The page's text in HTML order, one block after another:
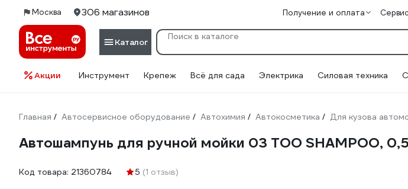
Москва 306 магазинов Получение и оплата
Каталог
Акции Инструмент Крепеж Всё для сада Электрика Силовая техника
Главная / Автосервисное оборудование / Автохимия / Автокосметика / Для кузова
Автошампунь для ручной мойки 03 TOO SHAMPOO,
Код товара: 21360784 5 (1 отзыв)